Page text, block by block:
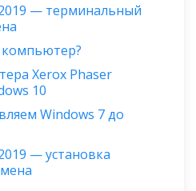
— терминальный
компьютер?
Xerox Phaser
10
Windows 7 до
— установка